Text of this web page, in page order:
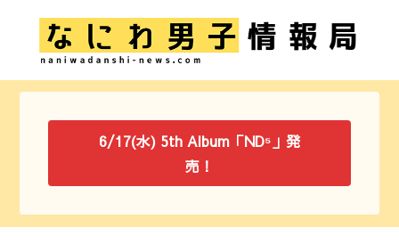
6/17(水) 5th Album「ND⁵」発
売！